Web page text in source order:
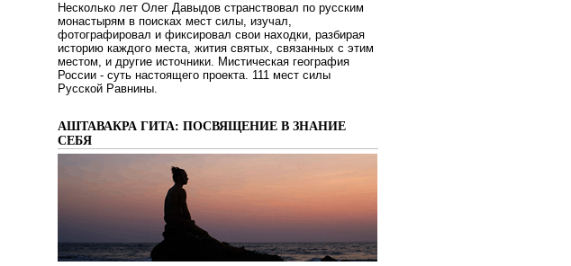
Несколько лет Олег Давыдов странствовал по русским
монастырям в поисках мест силы, изучал,
фотографировал и фиксировал свои находки, разбирая
историю каждого места, жития святых, связанных с этим
местом, и другие источники. Мистическая география
России - суть настоящего проекта. 111 мест силы
Русской Равнины.
АШТАВАКРА ГИТА: ПОСВЯЩЕНИЕ В ЗНАНИЕ
СЕБЯ